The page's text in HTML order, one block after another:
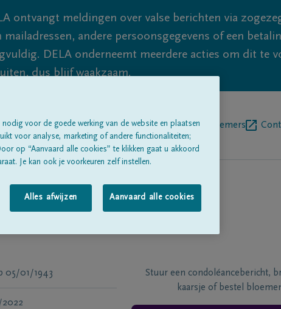
ontvangt meldingen over valse berichten via
andere persoonsgegevens of een
DELA onderneemt meerdere acties om dit te
dus blijf waakzaam.
Alle rouwberichtenOver onsBegrafenisondernemers
05/01/1943
2022
Stuur een condoléancebericht,
kaarsje of bestel
voor de goede werking van de website en plaatsen
voor analyse, marketing of andere functionaliteiten;
op “Aanvaard alle cookies” te klikken gaat u akkoord
Je kan ook je voorkeuren zelf instellen.
Alles afwijzen Aanvaard alle cookies